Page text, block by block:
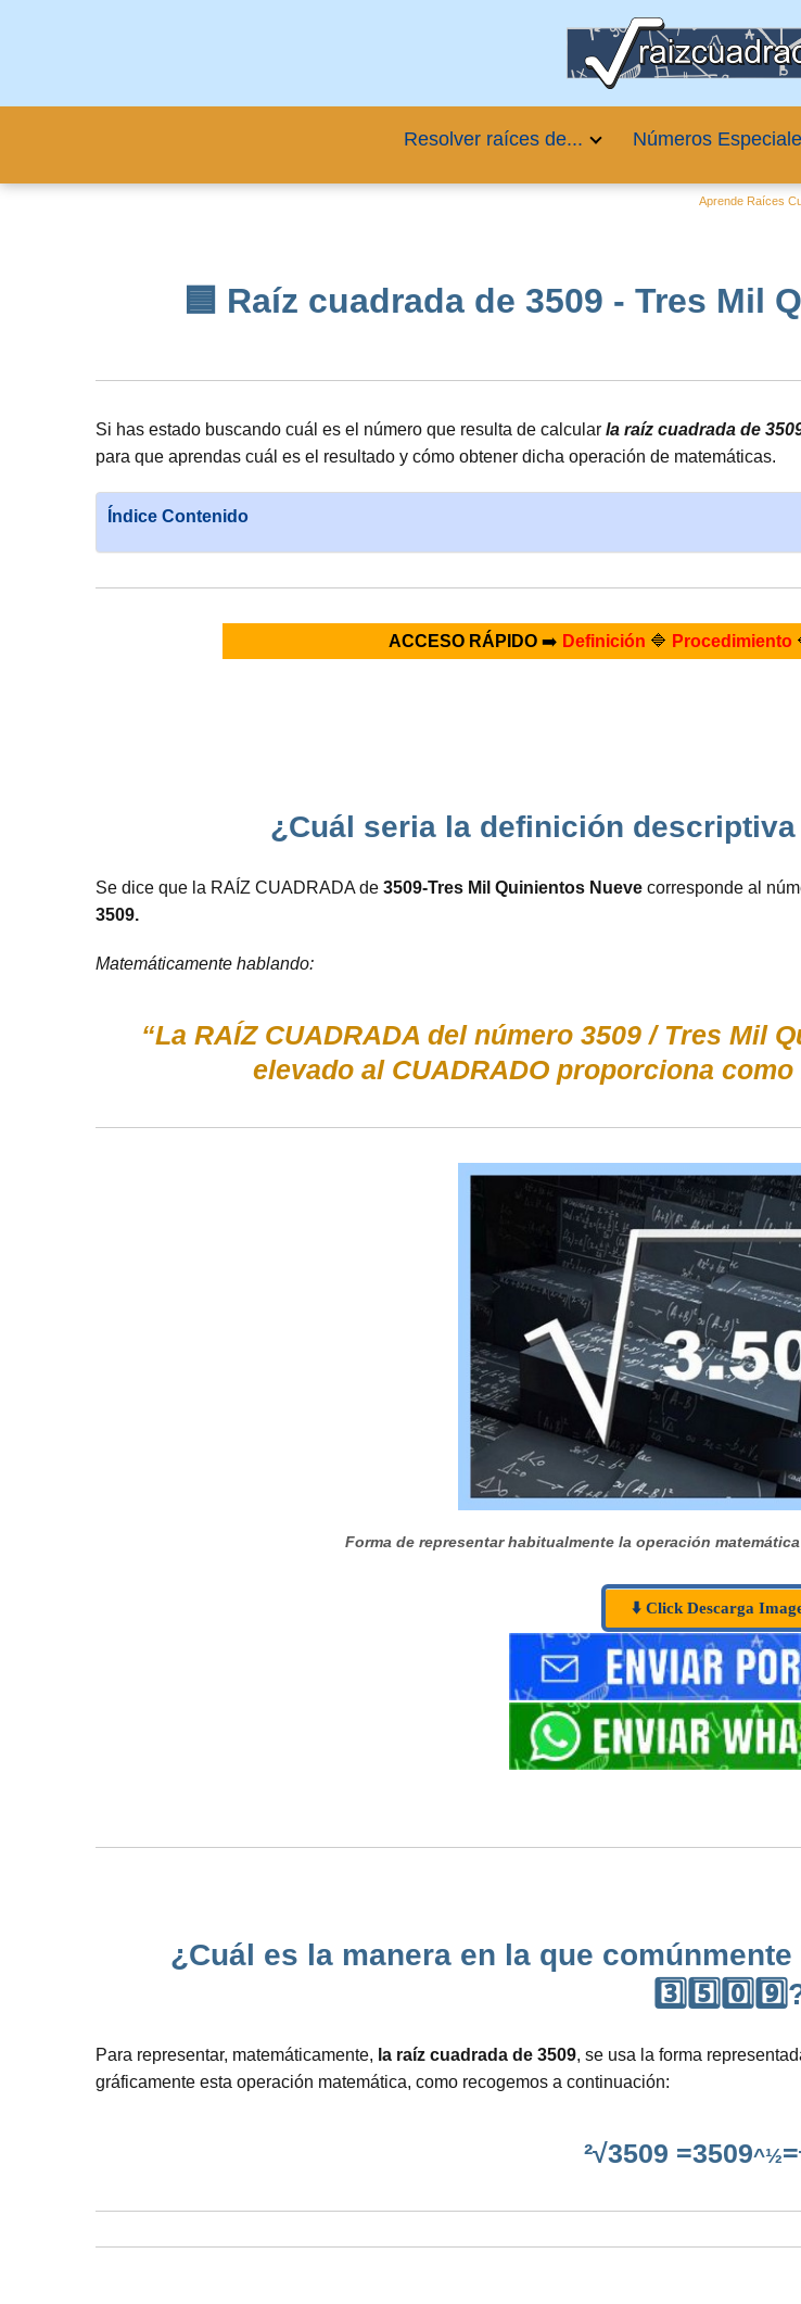
Resolver raíces de... Números
Aprende Raíces
🟦 Raíz cuadrada de 3509 - Tres Mil
Si has estado buscando cuál es el número que resulta de calcular la raíz cuadrada de
para que aprendas cuál es el resultado y cómo obtener dicha operación de matemáticas.
Índice Contenido
ACCESO RÁPIDO➡️ Definición 🔷 Procedimiento
¿Cuál seria la definición
Se dice que la RAÍZ CUADRADA de 3509-Tres Mil Quinientos Nueve corresponde al
3509.
Matemáticamente hablando:
“La RAÍZ CUADRADA del número 3509 / Tres Mil
elevado al CUADRADO proporciona
Forma de representar habitualmente la operación
⬇️ Click Descarga
¿Cuál es la manera en la que
Para representar, matemáticamente, la raíz cuadrada de 3509, se usa la forma
gráficamente esta operación matemática, como recogemos a continuación:
²√3509 =3509^½